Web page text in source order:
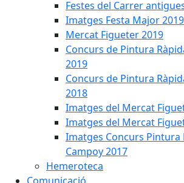
Festes del Carrer
Imatges Festa Major 2019
Mercat Figueter 2019
Concurs de Pintura
2019
Concurs de Pintura
2018
Imatges del Mercat
Imatges del Mercat
Imatges Concurs Pintura
Campoy 2017
Hemeroteca